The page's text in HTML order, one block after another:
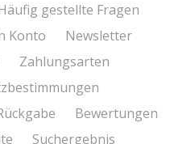
gestellte Fragen
Konto
Newsletter
Zahlungsarten
Bewertungen
Suchergebnis